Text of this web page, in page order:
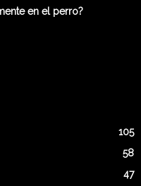
en el perro?
105
58
47